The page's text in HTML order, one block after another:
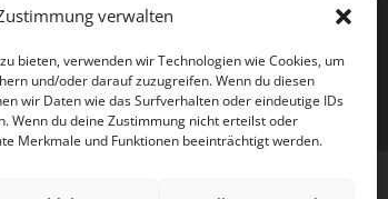
verwalten
bieten, verwenden wir Technologien wie Cookies, um
und/oder darauf zuzugreifen. Wenn du diesen
wir Daten wie das Surfverhalten oder eindeutige IDs
Wenn du deine Zustimmung nicht erteilst oder
Merkmale und Funktionen beeinträchtigt werden.
Schadensmeldung